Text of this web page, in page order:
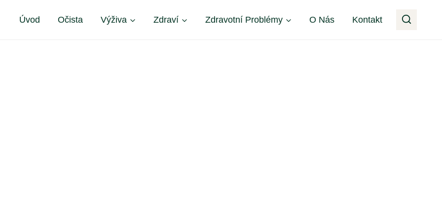
Úvod Očista Výživa Zdraví Zdravotní Problémy O Nás Kontakt